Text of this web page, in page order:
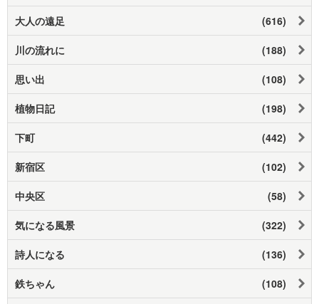
大人の遠足 (616)
川の流れに (188)
思い出 (108)
植物日記 (198)
下町 (442)
新宿区 (102)
中央区 (58)
気になる風景 (322)
詩人になる (136)
鉄ちゃん (108)